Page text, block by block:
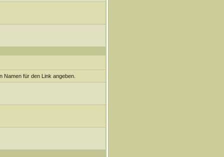
Namen für den Link angeben.